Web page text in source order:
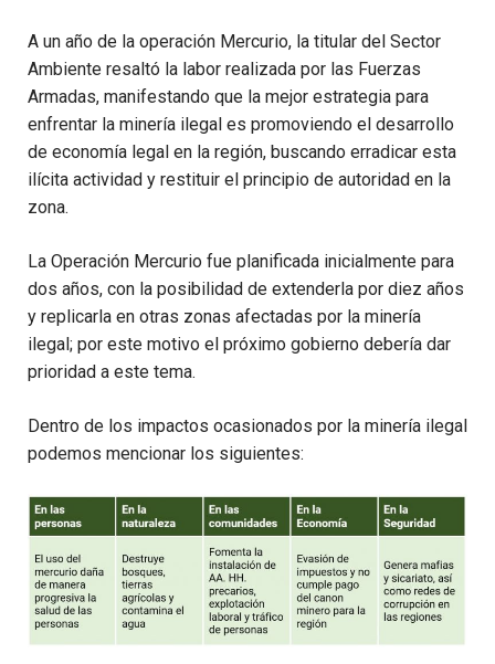
A un año de la operación Mercurio, la titular del Sector
Ambiente resaltó la labor realizada por las Fuerzas
Armadas, manifestando que la mejor estrategia para
enfrentar la minería ilegal es promoviendo el desarrollo
de economía legal en la región, buscando erradicar esta
ilícita actividad y restituir el principio de autoridad en la
zona.
La Operación Mercurio fue planificada inicialmente para
dos años, con la posibilidad de extenderla por diez años
y replicarla en otras zonas afectadas por la minería
ilegal; por este motivo el próximo gobierno debería dar
prioridad a este tema.
Dentro de los impactos ocasionados por la minería ilegal
podemos mencionar los siguientes: